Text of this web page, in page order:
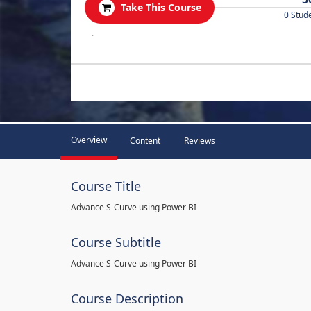
Take This Course
0
.
Overview Content Reviews
Course Title
Advance S-Curve using Power BI
Course Subtitle
Advance S-Curve using Power BI
Course Description